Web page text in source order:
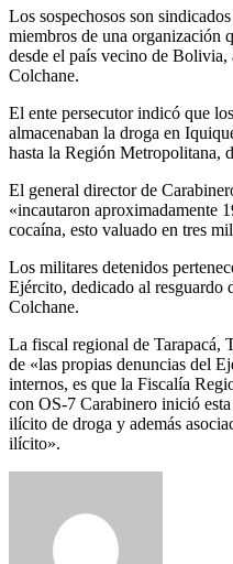
Los sospechosos son
miembros de una organización
desde el país vecino de Bolivia,
Colchane.
El ente persecutor indicó que
almacenaban la droga en
hasta la Región Metropolitana,
El general director de
«incautaron aproximadamente
cocaína, esto valuado en tres
Los militares detenidos
Ejército, dedicado al resguardo
Colchane.
La fiscal regional de Tarapacá,
de «las propias denuncias del
internos, es que la Fiscalía
con OS-7 Carabinero inició
ilícito de droga y además
ilícito».